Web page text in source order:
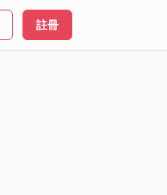
註冊